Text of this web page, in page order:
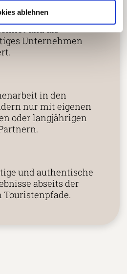
ablehnen
mit
und als
Unternehmen
in den
nur mit eigenen
oder langjährigen
und authentische
abseits der
Touristenpfade.